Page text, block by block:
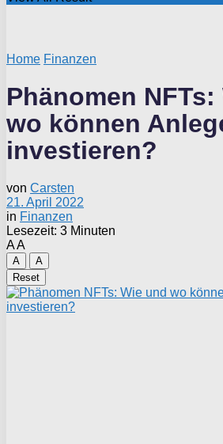
Home Finanzen
Phänomen
wo können
investieren?
von Carsten
21. April 2022
in Finanzen
Lesezeit: 3 Minuten
AA
A
A
Reset